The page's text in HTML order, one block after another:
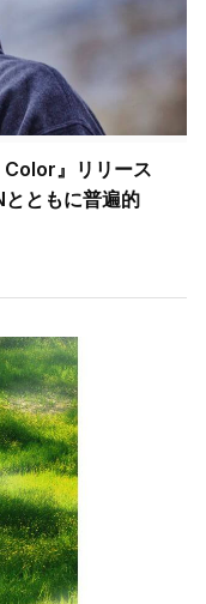
Color』リリース
ともに普遍的